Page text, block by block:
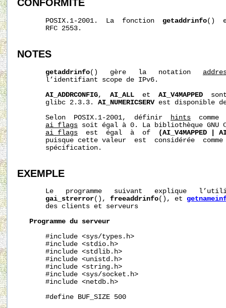
CONFORMITÉ
       POSIX.1-2001.  La  fonction
getaddrinfo()
       RFC 2553.
NOTES
getaddrinfo()   gère   la   notation
       l’identifiant scope de IPv6.
AI_ADDRCONFIG, AI_ALL
  et
AI_V4MAPPED
       glibc 2.3.3.
AI_NUMERICSERV est disponible
       Selon  POSIX.1-2001,  définir
hints
comme
ai_flags soit égal à 0. La bibliothèque GNU
ai_flags
  est  égal  à  of
(AI_V4MAPPED
puisque cette valeur  est  considérée
       spécification.
EXEMPLE
Le   programme   suivant   explique
gai_strerror(), freeaddrinfo(), et
       des clients et serveurs
Programme du serveur
       #include <sys/types.h>
       #include <stdio.h>
       #include <stdlib.h>
       #include <unistd.h>
       #include <string.h>
       #include <sys/socket.h>
       #include <netdb.h>
       #define BUF_SIZE 500